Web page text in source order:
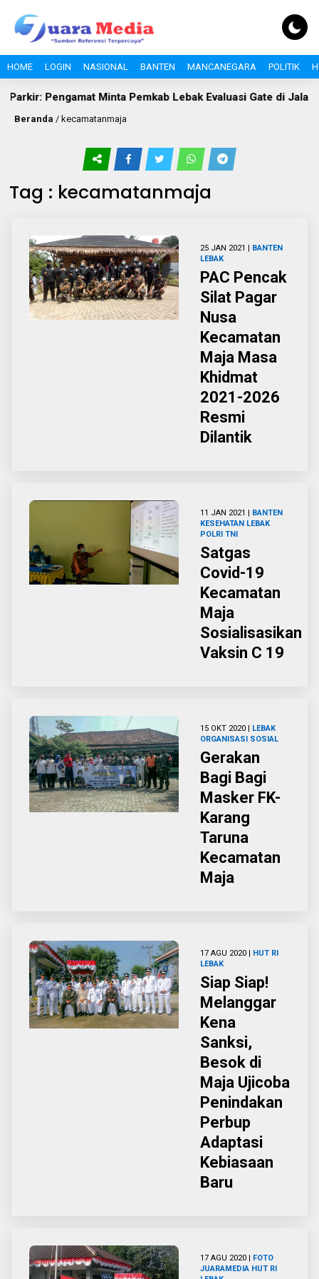
HOME LOGIN NASIONAL BANTEN MANCANEGARA POLITIK
Minta Pemkab Lebak Evaluasi Gate di Jalan S.A. Tirtayasa
Beranda / kecamatanmaja
Tag : kecamatanmaja
25 JAN 2021 | BANTEN
LEBAK
PAC Pencak
Silat Pagar
Nusa
Kecamatan
Maja Masa
Khidmat
2021-2026
Resmi
Dilantik
11 JAN 2021 | BANTEN
KESEHATAN LEBAK
POLRI TNI
Satgas
Covid-19
Kecamatan
Maja
Sosialisasikan
Vaksin C 19
15 OKT 2020 | LEBAK
ORGANISASI SOSIAL
Gerakan
Bagi Bagi
Masker FK-
Karang
Taruna
Kecamatan
Maja
17 AGU 2020 | HUT RI
LEBAK
Siap Siap!
Melanggar
Kena
Sanksi,
Besok di
Maja Ujicoba
Penindakan
Perbup
Adaptasi
Kebiasaan
Baru
17 AGU 2020 | FOTO
JUARAMEDIA HUT RI